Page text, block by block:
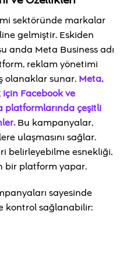
sektöründe markalar
gelmiştir. Eskiden
anda Meta Business adı
reklam yönetimi
olanaklar sunar. Meta,
için Facebook ve
platformlarında çeşitli
Bu kampanyalar,
ulaşmasını sağlar.
belirleyebilme esnekliği,
bir platform yapar.
sayesinde
kontrol sağlanabilir: